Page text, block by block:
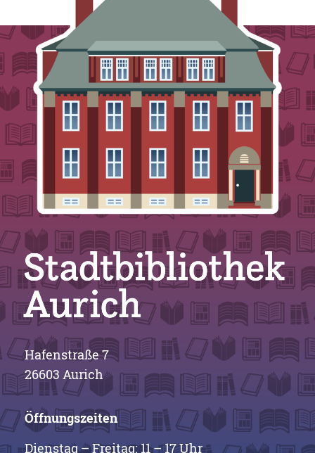
Hafenstraße 7
26603 Aurich
Öffnungszeiten
Dienstag – Freitag: 11 – 17 Uhr